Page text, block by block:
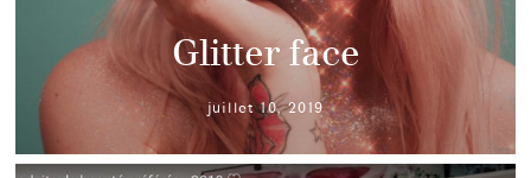
Glitter face
juillet 10, 2019